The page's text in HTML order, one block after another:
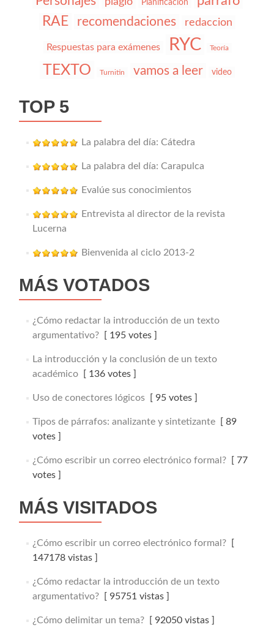
Planificación
RAE recomendaciones redaccion
Respuestas para exámenes RYC Teoría
TEXTO Turnitin vamos a leer video
TOP 5
La palabra del día: Cátedra
La palabra del día: Carapulca
Evalúe sus conocimientos
Entrevista al director de la revista
Lucerna
Bienvenida al ciclo 2013-2
MÁS VOTADOS
¿Cómo redactar la introducción de un texto
argumentativo?[ 195 votes ]
La introducción y la conclusión de un texto
académico[ 136 votes ]
Uso de conectores lógicos[ 95 votes ]
Tipos de párrafos: analizante y sintetizante[ 89
votes ]
¿Cómo escribir un correo electrónico formal?[ 77
votes ]
MÁS VISITADOS
¿Cómo escribir un correo electrónico formal?[
147178 vistas ]
¿Cómo redactar la introducción de un texto
argumentativo?[ 95751 vistas ]
¿Cómo delimitar un tema?[ 92050 vistas ]